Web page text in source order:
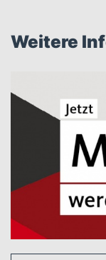
Weitere